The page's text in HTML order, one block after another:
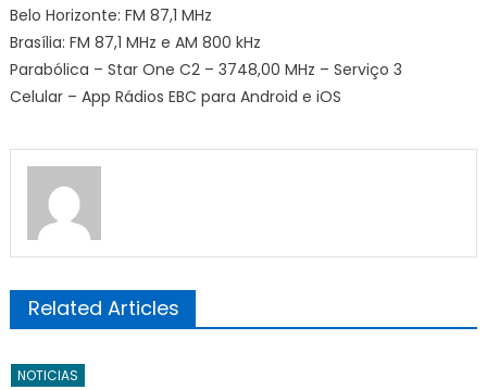
Belo Horizonte: FM 87,1 MHz
Brasília: FM 87,1 MHz e AM 800 kHz
Parabólica – Star One C2 – 3748,00 MHz – Serviço 3
Celular – App Rádios EBC para Android e iOS
Related Articles
NOTICIAS